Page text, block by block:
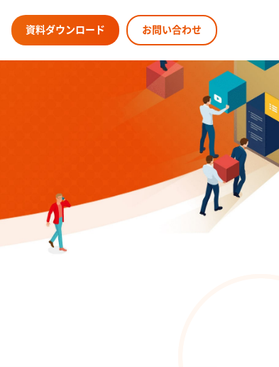
資料ダウンロード お問い合わせ